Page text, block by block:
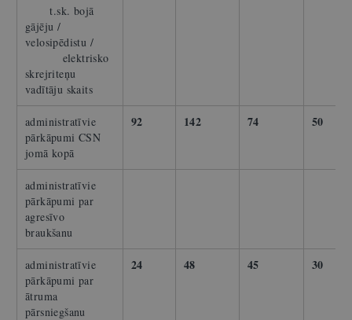
t.sk. bojā
gājēju /
velosipēdistu /
elektrisko
skrejriteņu
vadītāju skaits
administratīvie
pārkāpumi CSN
jomā kopā
92 142 74 50
administratīvie
pārkāpumi par
agresīvo
braukšanu
administratīvie
pārkāpumi par
ātruma
pārsniegšanu
24 48 45 30